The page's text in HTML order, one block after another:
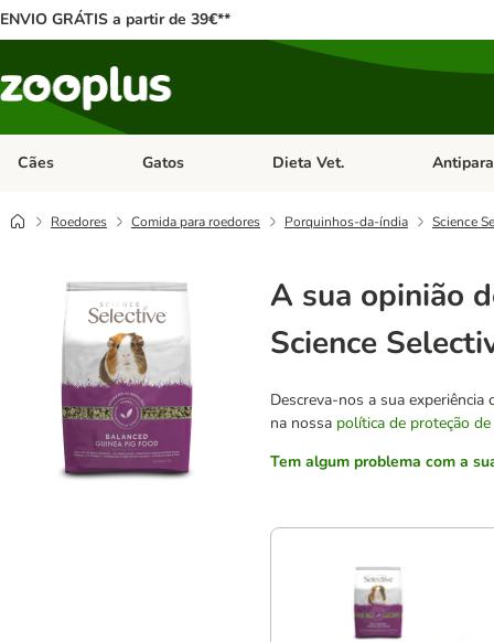
ENVIO GRÁTIS a partir de 39€**
Cães Abrir menu de categoria: Cães
Gatos Abrir menu de categoria: Gatos
Dieta Vet. Abrir
Roedores Comida para roedores Porquinhos-da-índia Science
A sua opinião
Science
Descreva-nos a sua
na nossa política de proteção
Tem algum problema com a